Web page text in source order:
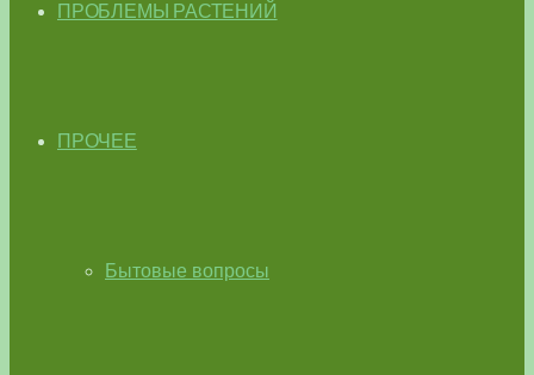
ПРОБЛЕМЫ РАСТЕНИЙ
ПРОЧЕЕ
Бытовые вопросы